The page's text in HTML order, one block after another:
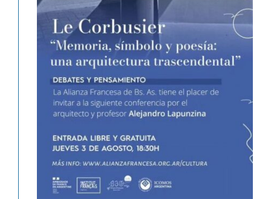
Le Corbusier. Memoria, símbolo y
poesía: una arquitectura
trascendental.
Agenda